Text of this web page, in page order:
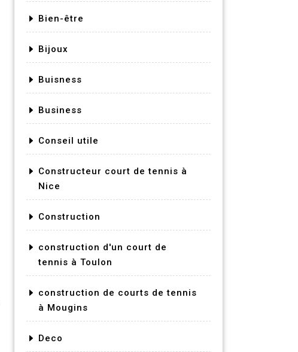
Bien-être
Bijoux
Buisness
Business
Conseil utile
Constructeur court de tennis à
Nice
Construction
construction d'un court de
tennis à Toulon
construction de courts de tennis
à Mougins
Deco